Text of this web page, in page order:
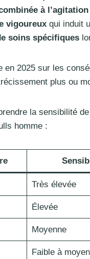
à
vigoureux qui induit
soins spécifiques
en 2025 sur les
plus ou
la sensibilité
homme :
Très élevée
Élevée
Moyenne
Faible à